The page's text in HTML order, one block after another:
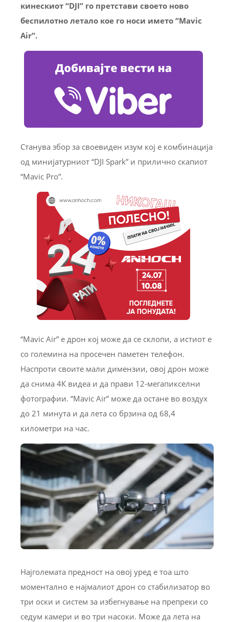
кинескиот “DJI” го претстави своето ново
беспилотно летало кое го носи името “Mavic
Air”.
Станува збор за своевиден изум кој е комбинација
од минијатурниот “DJI Spark” и прилично скапиот
“Mavic Pro”.
“Mavic Air” е дрон кој може да се склопи, а истиот е
со големина на просечен паметен телефон.
Наспроти своите мали димензии, овој дрон може
да снима 4К видеа и да прави 12-мегапикселни
фотографии. “Mavic Air” може да остане во воздух
до 21 минута и да лета со брзина од 68,4
километри на час.
Најголемата предност на овој уред е тоа што
моментално е најмалиот дрон со стабилизатор во
три оски и систем за избегнување на препреки со
седум камери и во три насоки. Може да лета на